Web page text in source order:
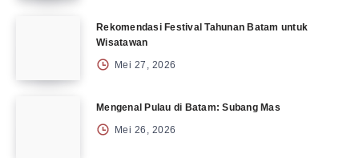
Rekomendasi Festival Tahunan Batam untuk
Wisatawan
Mei 27, 2026
Mengenal Pulau di Batam: Subang Mas
Mei 26, 2026